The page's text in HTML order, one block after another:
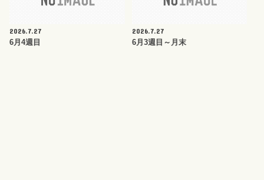
2026.7.27
6月4週目
2026.7.27
6月3週目～月末